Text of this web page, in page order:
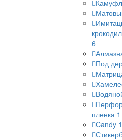
6
Под
пленка 1
Candy 1